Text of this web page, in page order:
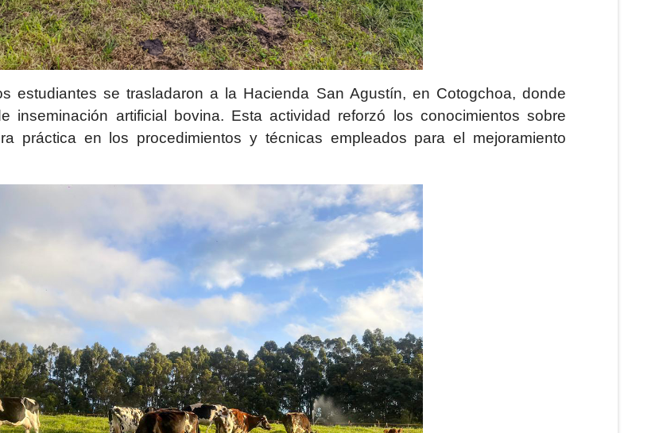
estudiantes se trasladaron a la Hacienda San Agustín, en Cotogchoa, donde
inseminación artificial bovina. Esta actividad reforzó los conocimientos sobre
práctica en los procedimientos y técnicas empleados para el mejoramiento